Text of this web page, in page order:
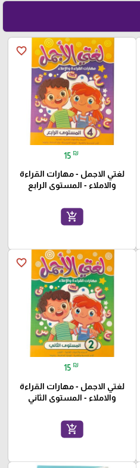
favorite_border
15 ₪
لغتي الاجمل - مهارات القراءة
والاملاء - المستوى الرابع
add_shopping_cart
favorite_border
15 ₪
لغتي الاجمل - مهارات القراءة
والاملاء - المستوى الثاني
add_shopping_cart